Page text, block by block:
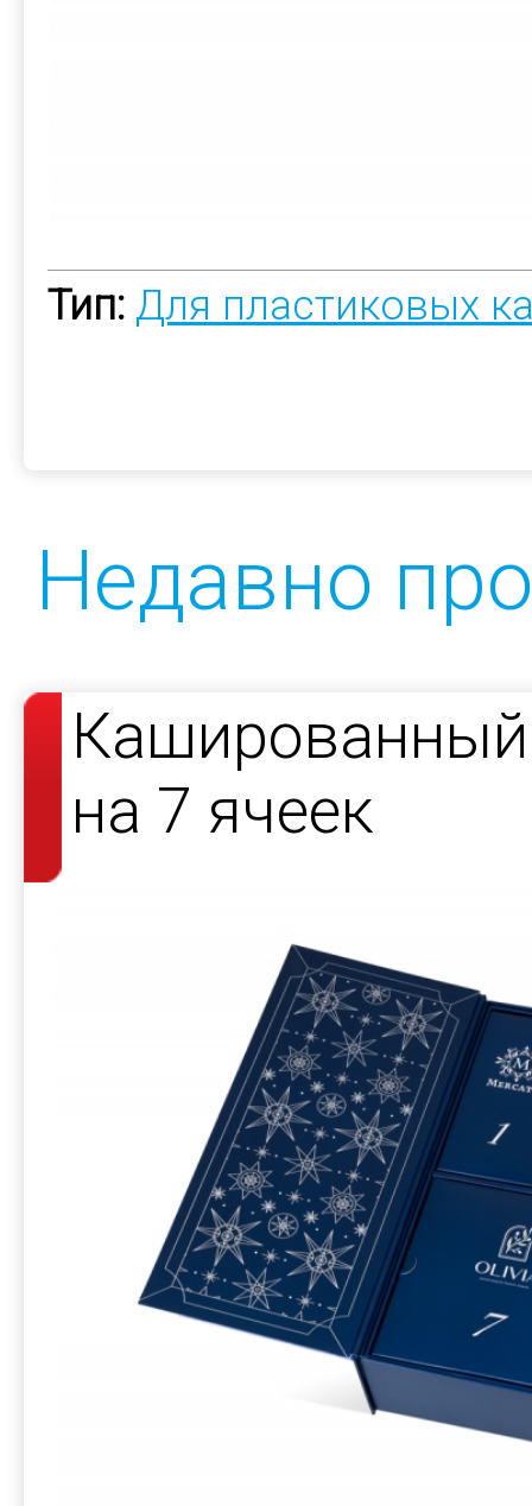
Тип: Для пластиковых
Недавно
Кашированный
на 7 ячеек